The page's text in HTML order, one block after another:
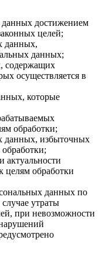
данных достижением
целей;
данных,
данных;
содержащих
осуществляется в
которые
обработки;
данных, избыточных
актуальности
обработки
данных по
утраты
при невозможности